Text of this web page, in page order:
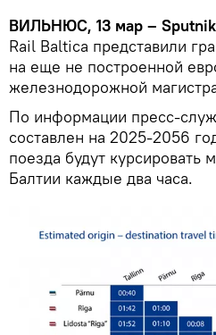
ВИЛЬНЮС, 13 мар –
Rail Baltica представили
на еще не построенной
железнодорожной
По информации пресс-
составлен на 2025-2056
поезда будут курсировать
Балтии каждые два часа.